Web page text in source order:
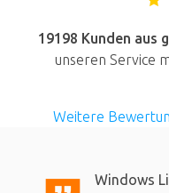
19198 Kunden aus
unseren Service
Weitere
Windows